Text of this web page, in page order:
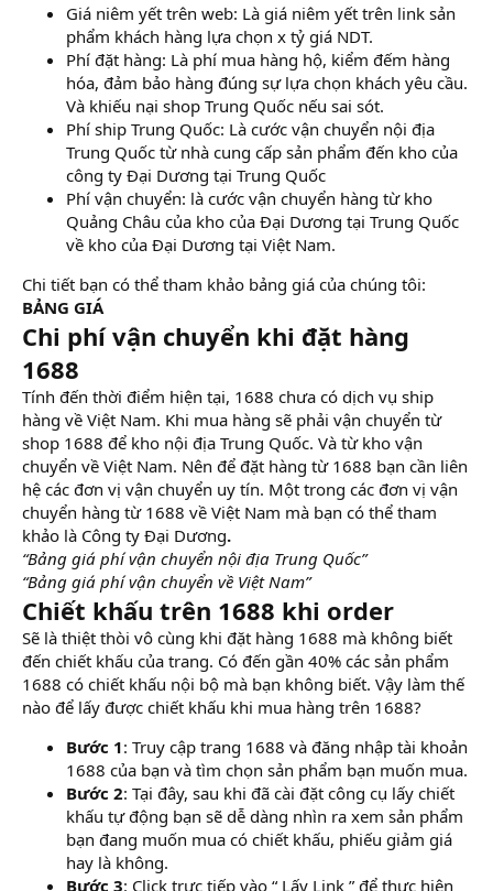
Giá niêm yết trên web: Là giá niêm yết trên link sản
phẩm khách hàng lựa chọn x tỷ giá NDT.
Phí đặt hàng: Là phí mua hàng hộ, kiểm đếm hàng
hóa, đảm bảo hàng đúng sự lựa chọn khách yêu cầu.
Và khiếu nại shop Trung Quốc nếu sai sót.
Phí ship Trung Quốc: Là cước vận chuyển nội địa
Trung Quốc từ nhà cung cấp sản phẩm đến kho của
công ty Đại Dương tại Trung Quốc
Phí vận chuyển: là cước vận chuyển hàng từ kho
Quảng Châu của kho của Đại Dương tại Trung Quốc
về kho của Đại Dương tại Việt Nam.
Chi tiết bạn có thể tham khảo bảng giá của chúng tôi:
BẢNG GIÁ
Chi phí vận chuyển khi đặt hàng
1688
Tính đến thời điểm hiện tại, 1688 chưa có dịch vụ ship
hàng về Việt Nam. Khi mua hàng sẽ phải vận chuyển từ
shop 1688 để kho nội địa Trung Quốc. Và từ kho vận
chuyển về Việt Nam. Nên để đặt hàng từ 1688 bạn cần liên
hệ các đơn vị vận chuyển uy tín. Một trong các đơn vị vận
chuyển hàng từ 1688 về Việt Nam mà bạn có thể tham
khảo là Công ty Đại Dương.
“Bảng giá phí vận chuyển nội địa Trung Quốc”
“Bảng giá phí vận chuyển về Việt Nam”
Chiết khấu trên 1688 khi order
Sẽ là thiệt thòi vô cùng khi đặt hàng 1688 mà không biết
đến chiết khấu của trang. Có đến gần 40% các sản phẩm
1688 có chiết khấu nội bộ mà bạn không biết. Vậy làm thế
nào để lấy được chiết khấu khi mua hàng trên 1688?
Bước 1: Truy cập trang 1688 và đăng nhập tài khoản
1688 của bạn và tìm chọn sản phẩm bạn muốn mua.
Bước 2: Tại đây, sau khi đã cài đặt công cụ lấy chiết
khấu tự động bạn sẽ dễ dàng nhìn ra xem sản phẩm
bạn đang muốn mua có chiết khấu, phiếu giảm giá
hay là không.
Bước 3: Click trực tiếp vào “ Lấy Link ” để thực hiện